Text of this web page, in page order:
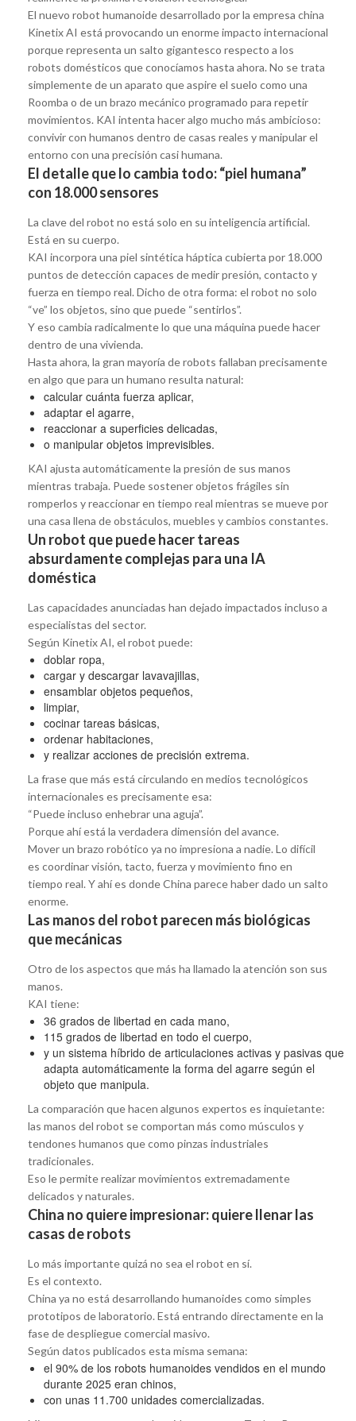
El nuevo robot humanoide desarrollado por la empresa china
Kinetix AI está provocando un enorme impacto internacional
porque representa un salto gigantesco respecto a los
robots domésticos que conocíamos hasta ahora. No se trata
simplemente de un aparato que aspire el suelo como una
Roomba o de un brazo mecánico programado para repetir
movimientos. KAI intenta hacer algo mucho más ambicioso:
convivir con humanos dentro de casas reales y manipular el
entorno con una precisión casi humana.
El detalle que lo cambia todo: “piel humana”
con 18.000 sensores
La clave del robot no está solo en su inteligencia artificial.
Está en su cuerpo.
KAI incorpora una piel sintética háptica cubierta por 18.000
puntos de detección capaces de medir presión, contacto y
fuerza en tiempo real. Dicho de otra forma: el robot no solo
“ve” los objetos, sino que puede “sentirlos”.
Y eso cambia radicalmente lo que una máquina puede hacer
dentro de una vivienda.
Hasta ahora, la gran mayoría de robots fallaban precisamente
en algo que para un humano resulta natural:
calcular cuánta fuerza aplicar,
adaptar el agarre,
reaccionar a superficies delicadas,
o manipular objetos imprevisibles.
KAI ajusta automáticamente la presión de sus manos
mientras trabaja. Puede sostener objetos frágiles sin
romperlos y reaccionar en tiempo real mientras se mueve por
una casa llena de obstáculos, muebles y cambios constantes.
Un robot que puede hacer tareas
absurdamente complejas para una IA
doméstica
Las capacidades anunciadas han dejado impactados incluso a
especialistas del sector.
Según Kinetix AI, el robot puede:
doblar ropa,
cargar y descargar lavavajillas,
ensamblar objetos pequeños,
limpiar,
cocinar tareas básicas,
ordenar habitaciones,
y realizar acciones de precisión extrema.
La frase que más está circulando en medios tecnológicos
internacionales es precisamente esa:
“Puede incluso enhebrar una aguja”.
Porque ahí está la verdadera dimensión del avance.
Mover un brazo robótico ya no impresiona a nadie. Lo difícil
es coordinar visión, tacto, fuerza y movimiento fino en
tiempo real. Y ahí es donde China parece haber dado un salto
enorme.
Las manos del robot parecen más biológicas
que mecánicas
Otro de los aspectos que más ha llamado la atención son sus
manos.
KAI tiene:
36 grados de libertad en cada mano,
115 grados de libertad en todo el cuerpo,
y un sistema híbrido de articulaciones activas y pasivas que
adapta automáticamente la forma del agarre según el
objeto que manipula.
La comparación que hacen algunos expertos es inquietante:
las manos del robot se comportan más como músculos y
tendones humanos que como pinzas industriales
tradicionales.
Eso le permite realizar movimientos extremadamente
delicados y naturales.
China no quiere impresionar: quiere llenar las
casas de robots
Lo más importante quizá no sea el robot en sí.
Es el contexto.
China ya no está desarrollando humanoides como simples
prototipos de laboratorio. Está entrando directamente en la
fase de despliegue comercial masivo.
Según datos publicados esta misma semana:
el 90% de los robots humanoides vendidos en el mundo
durante 2025 eran chinos,
con unas 11.700 unidades comercializadas.